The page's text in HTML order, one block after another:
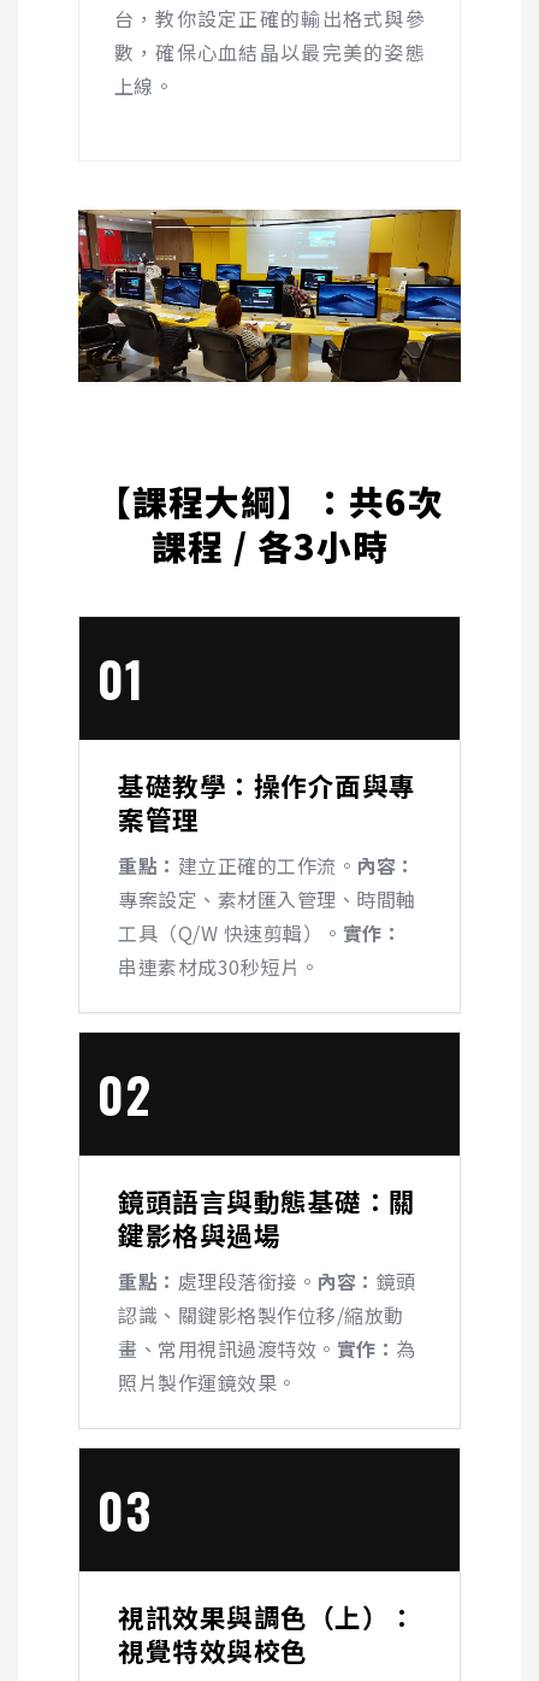
台，教你設定正確的輸出格式與參
數，確保心血結晶以最完美的姿態
上線。
【課程大綱】：共6次
課程 / 各3小時
01
基礎教學：操作介面與專
案管理
重點： 建立正確的工作流。 內容：
專案設定、素材匯入管理、時間軸
工具（Q/W 快速剪輯）。 實作：
串連素材成30秒短片。
02
鏡頭語言與動態基礎：關
鍵影格與過場
重點： 處理段落銜接。 內容： 鏡頭
認識、關鍵影格製作位移/縮放動
畫、常用視訊過渡特效。 實作： 為
照片製作運鏡效果。
03
視訊效果與調色（上）：
視覺特效與校色